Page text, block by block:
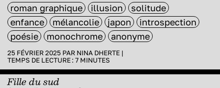
roman graphique illusion
solitude
enfance
mélancolie japon
introspection
poésie
monochrome anonyme
25 FÉVRIER 2025 PAR NINA DHERTE |
TEMPS DE LECTURE : 7 MINUTES
Fille du sud